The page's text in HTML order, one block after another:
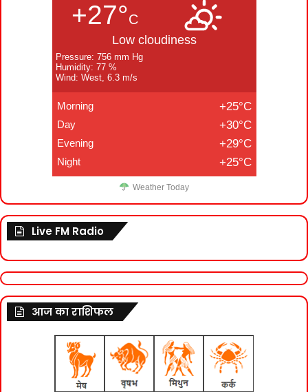
+27°C
Low cloudiness
Pressure: 756 mm Hg
Humidity: 77 %
Wind: West, 6.3 m/s
Morning +25°C
Day +30°C
Evening +29°C
Night +25°C
Weather Today
Live FM Radio
आज का राशिफल